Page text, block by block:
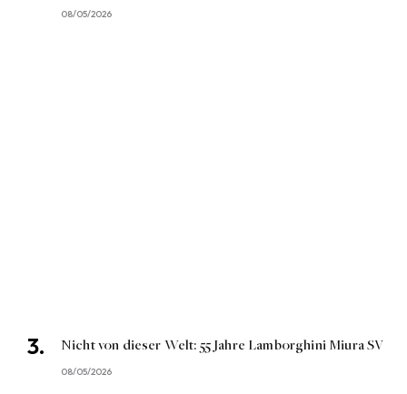
08/05/2026
Nicht von dieser Welt: 55 Jahre Lamborghini Miura SV
08/05/2026